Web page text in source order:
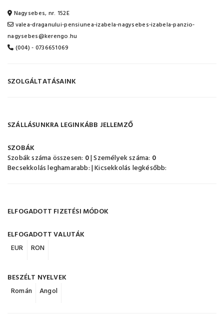
Nagysebes, nr. 152E
valea-draganului-pensiunea-izabela-nagysebes-izabela-panzio-
nagysebes@kerengo.hu
(004) - 0736651069
SZOLGÁLTATÁSAINK
SZÁLLÁSUNKRA LEGINKÁBB JELLEMZŐ
SZOBÁK
Szobák száma összesen: 0| Személyek száma: 0
Becsekkolás leghamarabb:| Kicsekkolás legkésőbb:
ELFOGADOTT FIZETÉSI MÓDOK
ELFOGADOTT VALUTÁK
EUR
RON
BESZÉLT NYELVEK
Román
Angol